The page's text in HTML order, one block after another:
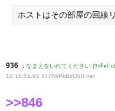
ホストはその部屋の回線
936 : なまえをいれてください (ﾜｯﾁｮｲ
10:16:51.91 ID:RWPkBzOb0 .net
>>846